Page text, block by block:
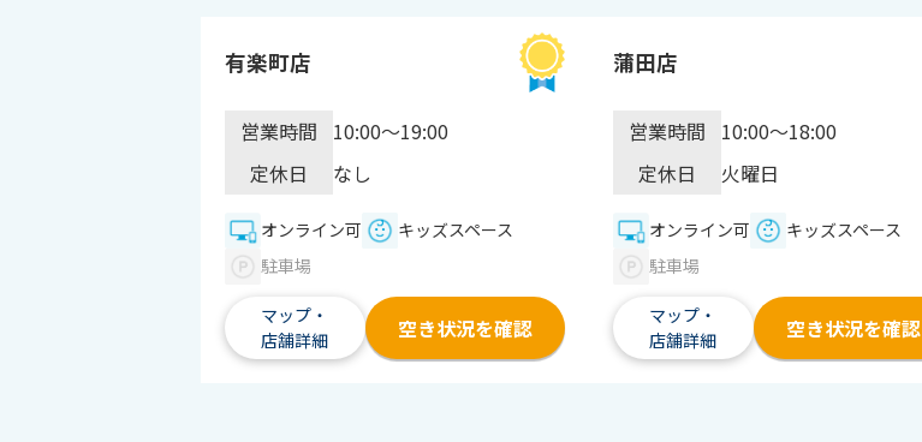
有楽町店
営業時間
10:00～19:00
定休日
なし
オンライン可
キッズスペース
駐車場
マップ・
店舗詳細
空き状況を確認
蒲田店
営業時間
10:00～18:00
定休日
火曜日
オンライン可
キッズスペース
駐車場
マップ・
店舗詳細
空き状況を確認